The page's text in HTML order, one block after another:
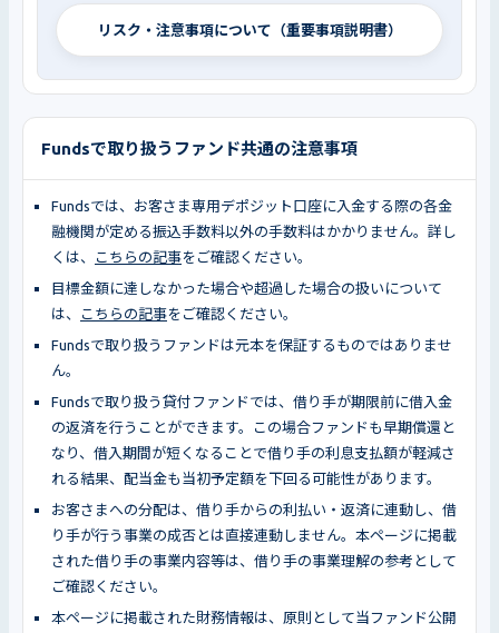
リスク・注意事項について（重要事項説明書）
Fundsで取り扱うファンド共通の注意事項
Fundsでは、お客さま専用デポジット口座に入金する際の各金
融機関が定める振込手数料以外の手数料はかかりません。詳し
くは、
こちらの記事をご確認ください。
目標金額に達しなかった場合や超過した場合の扱いについて
は、
こちらの記事をご確認ください。
Fundsで取り扱うファンドは元本を保証するものではありませ
ん。
Fundsで取り扱う貸付ファンドでは、借り手が期限前に借入金
の返済を行うことができます。この場合ファンドも早期償還と
なり、借入期間が短くなることで借り手の利息支払額が軽減さ
れる結果、配当金も当初予定額を下回る可能性があります。
お客さまへの分配は、借り手からの利払い・返済に連動し、借
り手が行う事業の成否とは直接連動しません。本ページに掲載
された借り手の事業内容等は、借り手の事業理解の参考として
ご確認ください。
本ページに掲載された財務情報は、原則として当ファンド公開